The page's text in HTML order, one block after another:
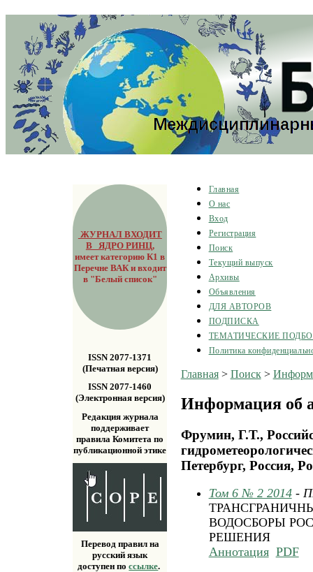
ЖУРНАЛ ВХОДИТ
В ЯДРО РИНЦ,
имеет категорию К1 в
Перечне ВАК и входит
в "Белый список"
ISSN 2077-1371
(Печатная версия)
ISSN 2077-1460
(Электронная версия)
Редакция журнала
поддерживает
правила Комитета по
публикационной этике
Перевод правил на
русский язык
доступен поссылке.
Главная
О нас
Вход
Регистрация
Поиск
Текущий выпуск
Архивы
Объявления
ДЛЯ АВТОРОВ
ПОДПИСКА
ТЕМАТИЧЕСКИЕ
Политика
Главная> Поиск>
Информация об
Фрумин, Г.Т.,
Петербург, Россия,
Том 6 № 2 2014-
ВОДОСБОРЫ
РЕШЕНИЯ
Аннотация PDF